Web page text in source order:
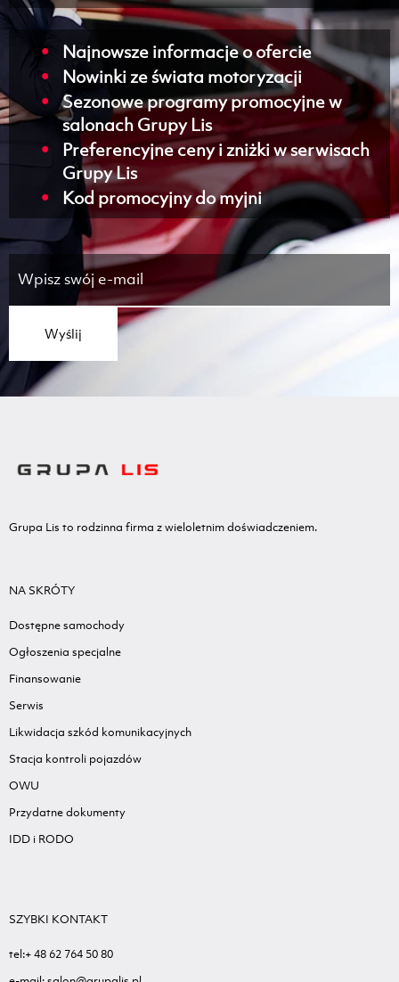
Najnowsze informacje o ofercie
Nowinki ze świata motoryzacji
Sezonowe programy promocyjne w
salonach Grupy Lis
Preferencyjne ceny i zniżki w serwisach
Grupy Lis
Kod promocyjny do myjni
Wyślij
Grupa Lis to rodzinna firma z wieloletnim doświadczeniem.
NA SKRÓTY
Dostępne samochody
Ogłoszenia specjalne
Finansowanie
Serwis
Likwidacja szkód komunikacyjnych
Stacja kontroli pojazdów
OWU
Przydatne dokumenty
IDD i RODO
SZYBKI KONTAKT
tel:+ 48 62 764 50 80